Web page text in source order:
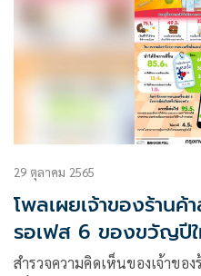
29 ตุลาคม 2565
โพลเผยเจ้าของร้าน
รอเฟส 6 ของขวัญปีใ
สำรวจความคิดเห็นของเจ้าขอ